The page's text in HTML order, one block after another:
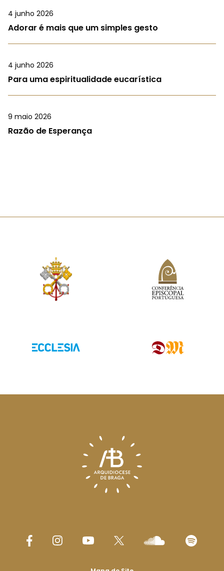
4 junho 2026
Adorar é mais que um simples gesto
4 junho 2026
Para uma espiritualidade eucarística
9 maio 2026
Razão de Esperança